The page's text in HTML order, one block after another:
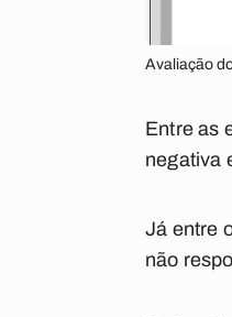
Avaliação
Entre as
negativa
Já entre
não